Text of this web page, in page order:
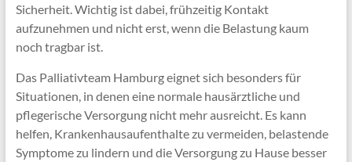
Sicherheit. Wichtig ist dabei, frühzeitig Kontakt
aufzunehmen und nicht erst, wenn die Belastung kaum
noch tragbar ist.
Das Palliativteam Hamburg eignet sich besonders für
Situationen, in denen eine normale hausärztliche und
pflegerische Versorgung nicht mehr ausreicht. Es kann
helfen, Krankenhausaufenthalte zu vermeiden, belastende
Symptome zu lindern und die Versorgung zu Hause besser